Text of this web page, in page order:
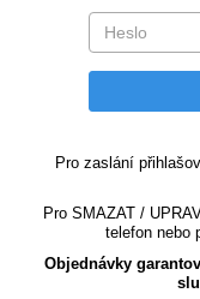
Pro zaslání
Pro SMAZAT /
telefon nebo
Objednávky